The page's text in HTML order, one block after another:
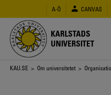
huvudinnehåll
A-Ö CANVAS
KARLSTADS
UNIVERSITET
Länkstig
KAU.SE > Om universitetet >